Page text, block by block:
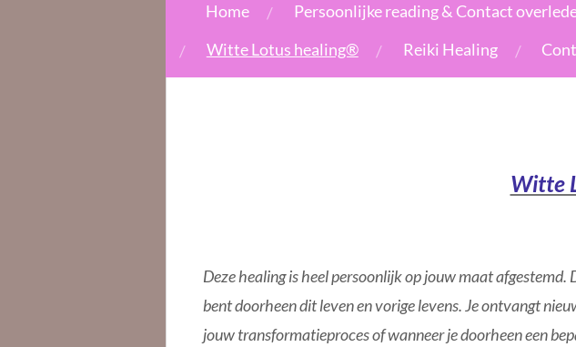
Home Persoonlijke reading & Contact
Witte Lotus healing®
Reiki Healing
Witte
Deze healing is heel persoonlijk op jouw maat
bent doorheen dit leven en vorige levens. Je ontvangt
jouw transformatieproces of wanneer je doorheen een